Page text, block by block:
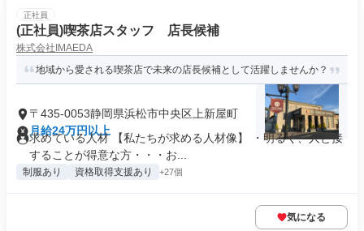
正社員
(正社員)喫茶店スタッフ 店長候補
株式会社IMAEDA
地域から愛される喫茶店で未来の店長候補として活躍しませんか？
〒435-0053静岡県浜松市中央区上新屋町
月給24万円以上
求めている人材 【私たちが求める人材像】 ・明るく、人と接
することが得意な方・・・お...
制服あり 資格取得支援あり +27個
気になる